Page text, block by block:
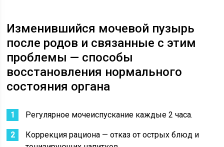
Изменившийся мочевой пузырь
после родов и связанные с этим
проблемы — способы
восстановления нормального
состояния органа
Регулярное мочеиспускание каждые 2 часа.
Коррекция рациона — отказ от острых блюд и